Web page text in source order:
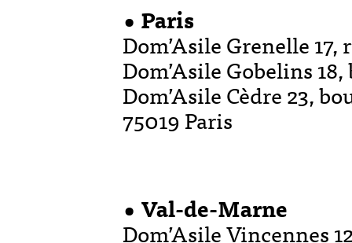
• Paris
Dom’Asile Grenelle 17,
Dom’Asile Gobelins
Dom’Asile Cèdre 23,
75019 Paris
• Val-de-Marne
Dom’Asile Vincennes